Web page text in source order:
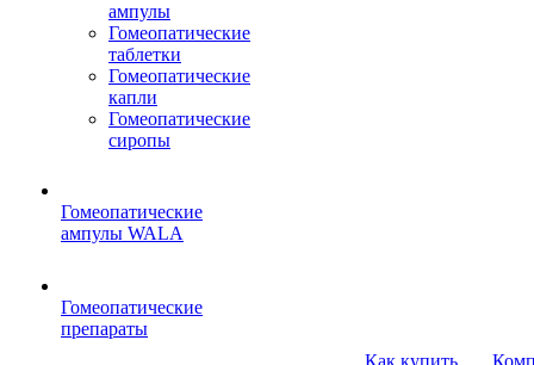
ампулы
Гомеопатические
таблетки
Гомеопатические
капли
Гомеопатические
сиропы
Гомеопатические
ампулы WALA
Гомеопатические
препараты
Как купить